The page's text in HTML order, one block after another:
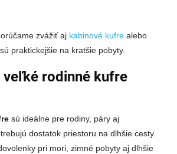
zvážiť aj kabinové kufre alebo
sú praktickejšie na kratšie pobyty.
veľké rodinné kufre
sú ideálne pre rodiny, páry aj
dostatok priestoru na dlhšie cesty.
pri mori, zimné pobyty aj dlhšie